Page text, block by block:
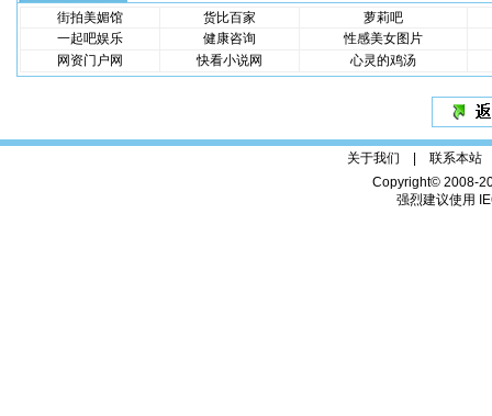
街拍美媚馆
货比百家
萝莉吧
一起吧娱乐
健康咨询
性感美女图片
网资门户网
快看小说网 心灵的鸡汤
关于我们 | 联系本站
Copyright© 2008-
强烈建议使用